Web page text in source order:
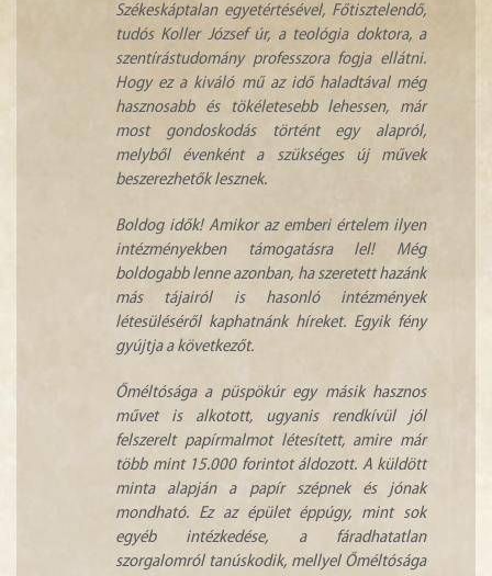
Székeskáptalan egyetértésével, Főtisztelendő,
tudós Koller József úr, a teológia doktora, a
szentírástudomány professzora fogja ellátni.
Hogy ez a kiváló mű az idő haladtával még
hasznosabb és tökéletesebb lehessen, már
most gondoskodás történt egy alapról,
melyből évenként a szükséges új művek
beszerezhetők lesznek.
Boldog idők! Amikor az emberi értelem ilyen
intézményekben támogatásra lel! Még
boldogabb lenne azonban, ha szeretett hazánk
más tájairól is hasonló intézmények
létesüléséről kaphatnánk híreket. Egyik fény
gyújtja a következőt.
Őméltósága a püspökúr egy másik hasznos
művet is alkotott, ugyanis rendkívül jól
felszerelt papírmalmot létesített, amire már
több mint 15.000 forintot áldozott. A küldött
minta alapján a papír szépnek és jónak
mondható. Ez az épület éppúgy, mint sok
egyéb intézkedése, a fáradhatatlan
szorgalomról tanúskodik, mellyel Őméltósága